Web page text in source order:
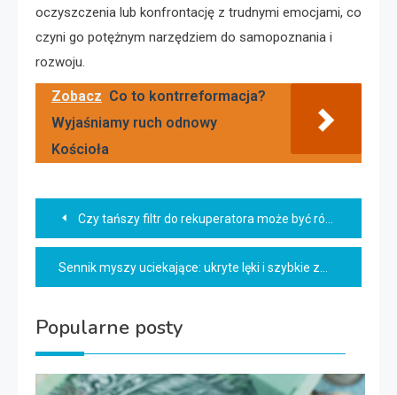
oczyszczenia lub konfrontację z trudnymi emocjami, co
czyni go potężnym narzędziem do samopoznania i
rozwoju.
Zobacz Co to kontrreformacja?
Wyjaśniamy ruch odnowy
Kościoła
Nawigacja
wpisu
Czy tańszy filtr do rekuperatora może być równie skuteczny?
Sennik myszy uciekające: ukryte lęki i szybkie zmiany
Popularne posty